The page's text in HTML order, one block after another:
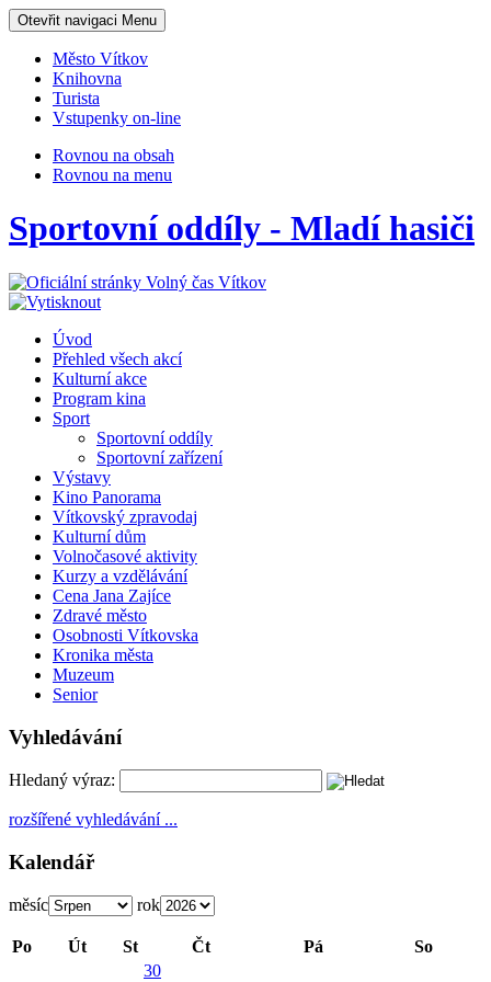
Otevřit navigaci Menu
Město Vítkov
Knihovna
Turista
Vstupenky on-line
Rovnou na obsah
Rovnou na menu
Sportovní oddíly - Mladí hasiči
Úvod
Přehled všech akcí
Kulturní akce
Program kina
Sport
Sportovní oddíly
Sportovní zařízení
Výstavy
Kino Panorama
Vítkovský zpravodaj
Kulturní dům
Volnočasové aktivity
Kurzy a vzdělávání
Cena Jana Zajíce
Zdravé město
Osobnosti Vítkovska
Kronika města
Muzeum
Senior
Vyhledávání
Hledaný výraz:
rozšířené vyhledávání ...
Kalendář
měsíc rok
Po Út St Čt Pá So
30